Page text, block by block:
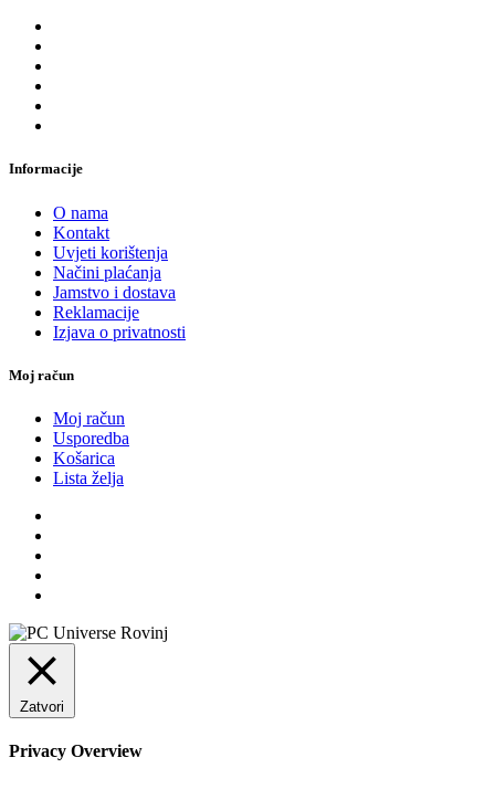
Informacije
O nama
Kontakt
Uvjeti korištenja
Načini plaćanja
Jamstvo i dostava
Reklamacije
Izjava o privatnosti
Moj račun
Moj račun
Usporedba
Košarica
Lista želja
Zatvori
Privacy Overview